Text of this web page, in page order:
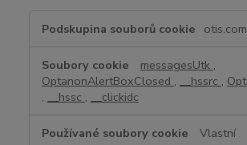
otis.com
messagesUtk ,
OptanonAlertBoxClosed , __hssrc ,
, __hssc , __clickidc
Vlastní